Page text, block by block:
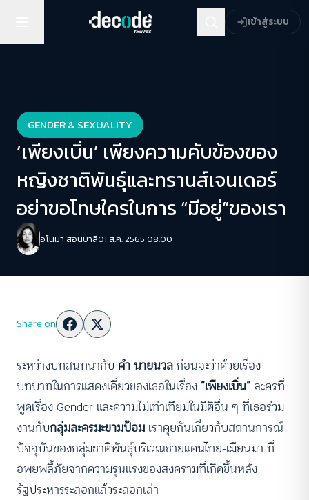
เข้าสู่ระบบ
GENDER & SEXUALITY
‘เพียงเบิ่น’ เพียงความคับข้องของ
หญิงชาติพันธุ์และทรานส์เจนเดอร์
อย่าขอโทษใครในการ “มีอยู่”ของเรา
อโนมา สอนบาลี01 ส.ค. 2565 08:00
Share on
ระหว่างบทสนทนากับ คำ นายนวลก่อนจะว่าด้วยเรื่อง
บทบาทในการแสดงเดี่ยวของเธอในเรื่อง“เพียงเบิ่น” ละครที่
พูดเรื่อง Gender และความไม่เท่าเทียมในมิติอื่น ๆ ที่เธอร่วม
งานกับกลุ่มละครมะขามป้อม เราคุยกันเกี่ยวกับสถานการณ์
ปัจจุบันของกลุ่มชาติพันธุ์บริเวณชายแดนไทย-เมียนมา ที่
อพยพลี้ภัยจากความรุนแรงของสงครามที่เกิดขึ้นหลัง
รัฐประหารระลอกแล้วระลอกเล่า